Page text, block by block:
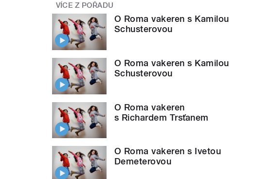
VÍCE Z POŘADU
O Roma vakeren s Kamilou
Schusterovou
O Roma vakeren s Kamilou
Schusterovou
O Roma vakeren
s Richardem Trsťanem
O Roma vakeren s Ivetou
Demeterovou